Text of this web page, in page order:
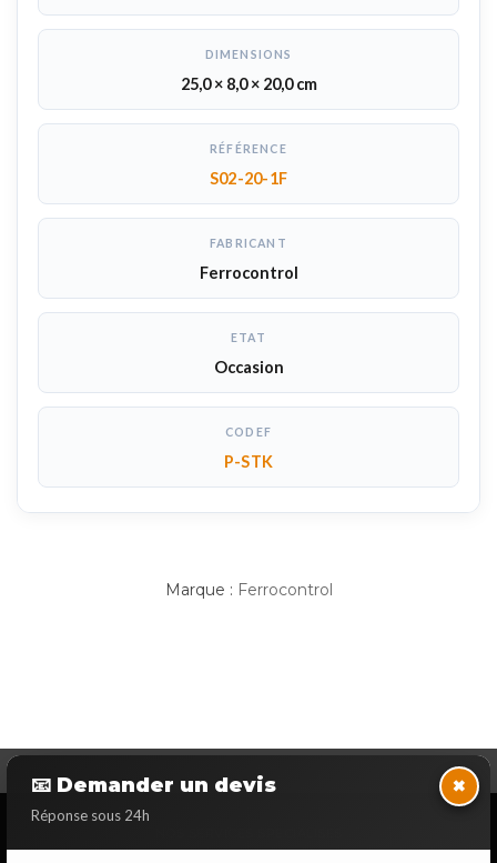
DIMENSIONS
25,0 × 8,0 × 20,0 cm
RÉFÉRENCE
S02-20-1F
FABRICANT
Ferrocontrol
ETAT
Occasion
CODEF
P-STK
Marque : Ferrocontrol
📧 Demander un devis
Réponse sous 24h
×